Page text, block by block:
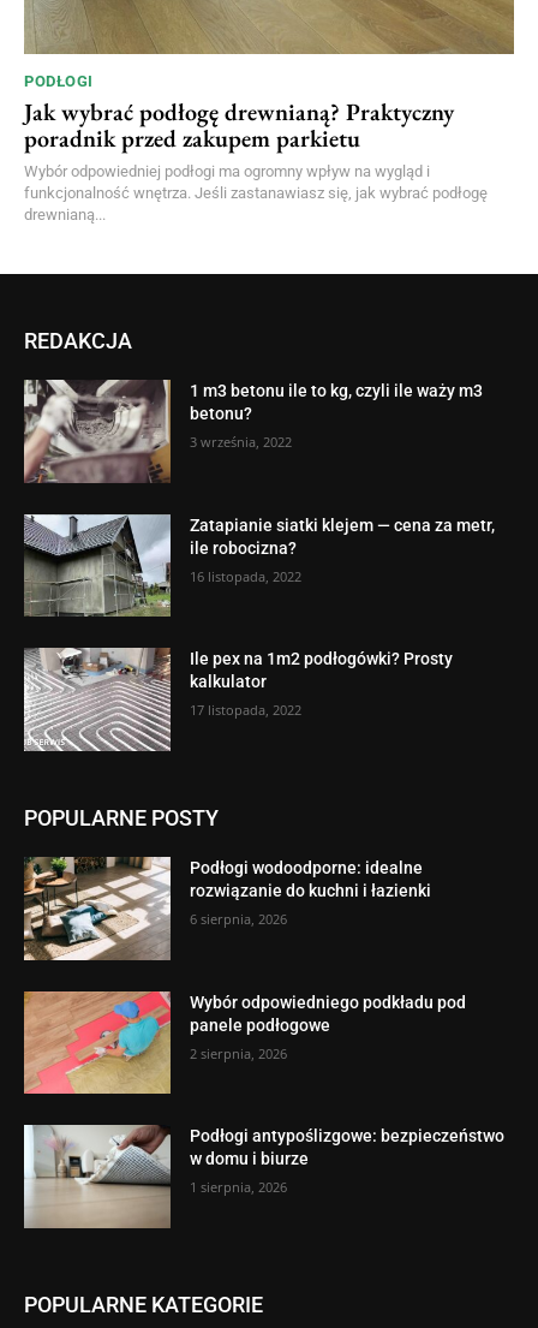
PODŁOGI
Jak wybrać podłogę drewnianą? Praktyczny
poradnik przed zakupem parkietu
Wybór odpowiedniej podłogi ma ogromny wpływ na wygląd i
funkcjonalność wnętrza. Jeśli zastanawiasz się, jak wybrać podłogę
drewnianą...
REDAKCJA
1 m3 betonu ile to kg, czyli ile waży m3
betonu?
3 września, 2022
Zatapianie siatki klejem — cena za metr,
ile robocizna?
16 listopada, 2022
Ile pex na 1m2 podłogówki? Prosty
kalkulator
17 listopada, 2022
POPULARNE POSTY
Podłogi wodoodporne: idealne
rozwiązanie do kuchni i łazienki
6 sierpnia, 2026
Wybór odpowiedniego podkładu pod
panele podłogowe
2 sierpnia, 2026
Podłogi antypoślizgowe: bezpieczeństwo
w domu i biurze
1 sierpnia, 2026
POPULARNE KATEGORIE